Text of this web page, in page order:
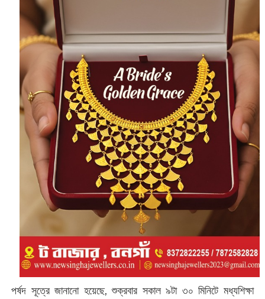
পর্ষদ সূত্রে জানানো হয়েছে, শুক্রবার সকাল ৯টা ৩০ মিনিটে মধ্যশিক্ষা